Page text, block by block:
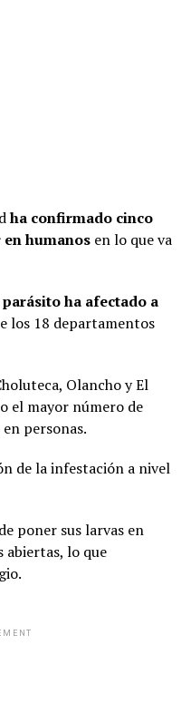
ha confirmado cinco
humanosen lo que va
ha afectado a
los 18 departamentos
Olancho y El
el mayor número de
personas.
de la infestación a nivel
poner sus larvas en
abiertas, lo que